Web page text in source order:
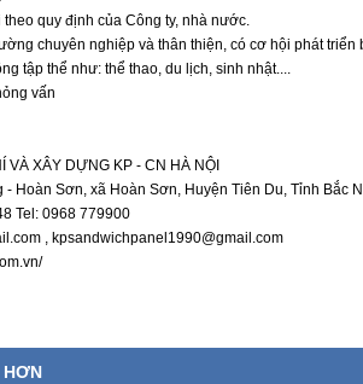
quy định của Công ty, nhà nước.
chuyên nghiệp và thân thiện, có cơ hội phát triển
tập thể như: thể thao, du lịch, sinh nhật....
vấn
VÀ XÂY DỰNG KP - CN HÀ NỘI
Hoàn Sơn, xã Hoàn Sơn, Huyện Tiên Du, Tỉnh Bắc
Tel: 0968 779900
, kpsandwichpanel1990@gmail.com